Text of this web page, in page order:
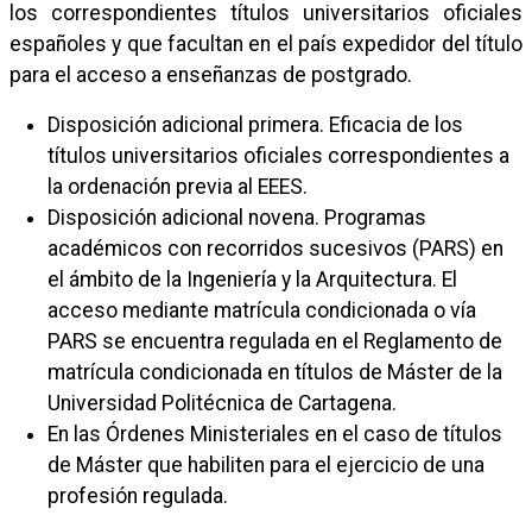
los correspondientes títulos universitarios oficiales
españoles y que facultan en el país expedidor del título
para el acceso a enseñanzas de postgrado.
Disposición adicional primera. Eficacia de los
títulos universitarios oficiales correspondientes a
la ordenación previa al EEES.
Disposición adicional novena. Programas
académicos con recorridos sucesivos (PARS) en
el ámbito de la Ingeniería y la Arquitectura. El
acceso mediante matrícula condicionada o vía
PARS se encuentra regulada en el Reglamento de
matrícula condicionada en títulos de Máster de la
Universidad Politécnica de Cartagena.
En las Órdenes Ministeriales en el caso de títulos
de Máster que habiliten para el ejercicio de una
profesión regulada.